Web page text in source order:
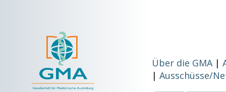
Über die GMA
Ausschüsse/